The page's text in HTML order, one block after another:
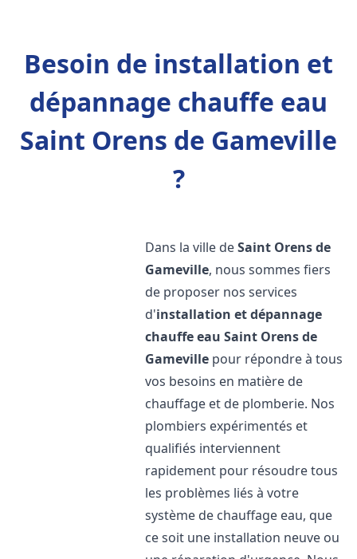
Besoin de installation et
dépannage chauffe eau
Saint Orens de Gameville
?
Dans la ville deSaint Orens de
Gameville, nous sommes fiers
de proposer nos services
d'installation et dépannage
chauffe eau Saint Orens de
Gameville pour répondre à tous
vos besoins en matière de
chauffage et de plomberie. Nos
plombiers expérimentés et
qualifiés interviennent
rapidement pour résoudre tous
les problèmes liés à votre
système de chauffage eau, que
ce soit une installation neuve ou